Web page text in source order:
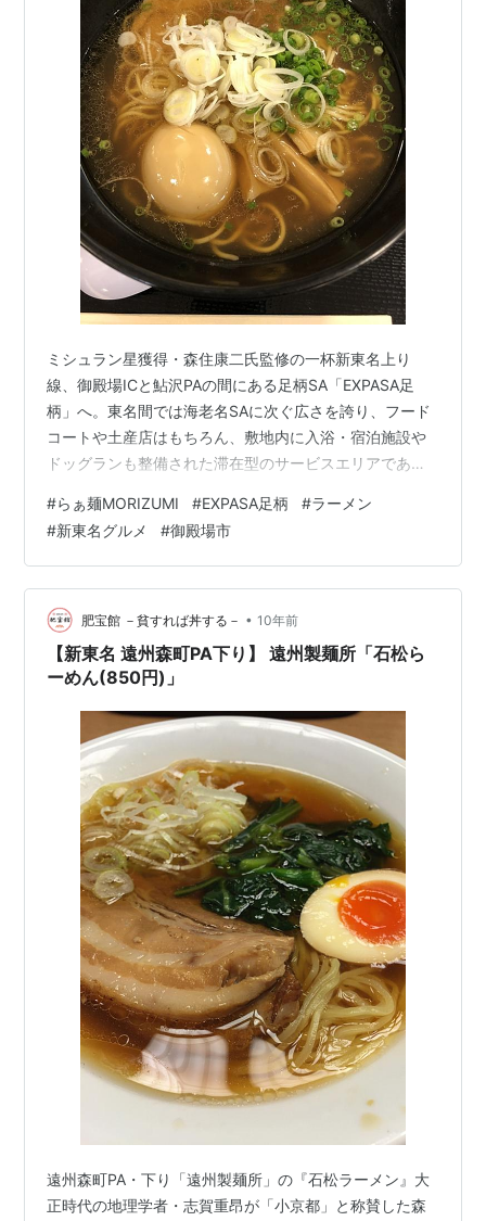
ミシュラン星獲得・森住康二氏監修の一杯新東名上り
線、御殿場ICと鮎沢PAの間にある足柄SA「EXPASA足
柄」へ。東名間では海老名SAに次ぐ広さを誇り、フード
コートや土産店はもちろん、敷地内に入浴・宿泊施設や
ドッグランも整備された滞在型のサービスエリアであ
で、高速バスの休憩箇所に選ばれることも多い。ショッ
ピングコーナーでは静岡銘菓や浜松餃子をはじめ、わさ
び漬け、静岡おでん、富士宮焼そば、缶詰、富士山ファ
ームの乳製品や肉といった静岡の名産品から、隣県・神
奈川は小田原の蒲鉾、崎陽軒のシウマイなども販売。ま
た、レストラン「ロータスガーデン」は、…
#らぁ麺MORIZUMI #EXPASA足柄 #ラーメン
#新東名グルメ #御殿場市
肥宝館 －貧すれば丼する－ • 10年前
【新東名 遠州森町PA下り】 遠州製麺所「石松ら
ーめん(850円)」
遠州森町PA・下り「遠州製麺所」の『石松ラーメン』大
正時代の地理学者・志賀重昂が「小京都」と称賛した森